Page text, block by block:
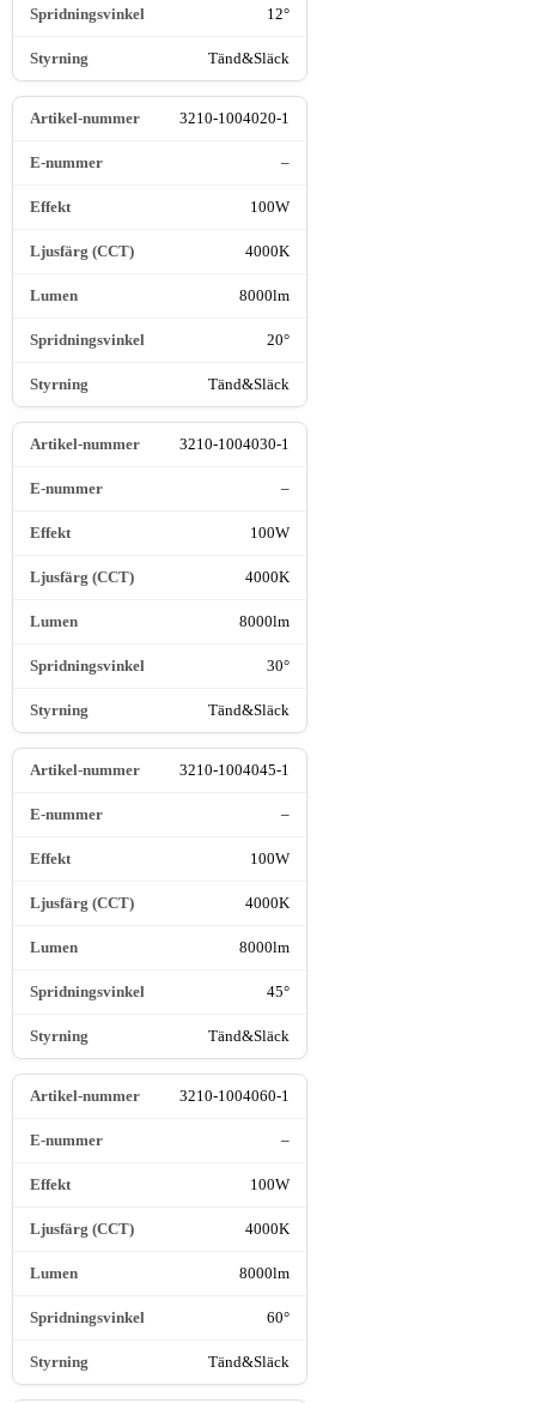
12°
Tänd&Släck
3210-1004020-1
–
100W
4000K
8000lm
20°
Tänd&Släck
3210-1004030-1
–
100W
4000K
8000lm
30°
Tänd&Släck
3210-1004045-1
–
100W
4000K
8000lm
45°
Tänd&Släck
3210-1004060-1
–
100W
4000K
8000lm
60°
Tänd&Släck